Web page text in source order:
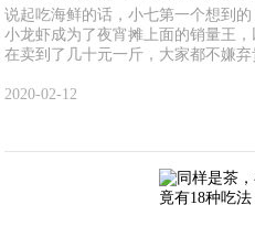
说起吃海鲜的话，小七第一个想到
小龙虾成为了夜宵摊上面的销量王
在卖到了几十元一斤，大家都不嫌弃
2020-02-12